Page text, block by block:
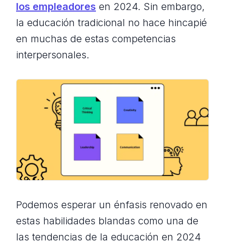
los empleadores en 2024. Sin embargo,
la educación tradicional no hace hincapié
en muchas de estas competencias
interpersonales.
Podemos esperar un énfasis renovado en
estas habilidades blandas como una de
las tendencias de la educación en 2024